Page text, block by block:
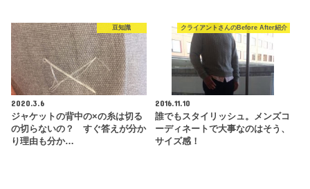
豆知識
2020.3.6
ジャケットの背中の×の糸は切る
の切らないの？ すぐ答えが分か
り理由も分か…
クライアントさんのBefore After紹介
2016.11.10
誰でもスタイリッシュ。メンズコ
ーディネートで大事なのはそう、
サイズ感！